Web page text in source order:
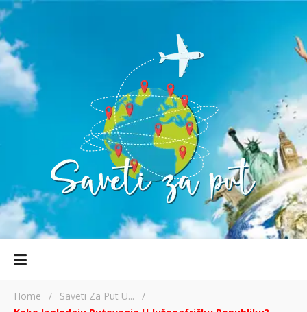
Home / Saveti Za Put U...
/